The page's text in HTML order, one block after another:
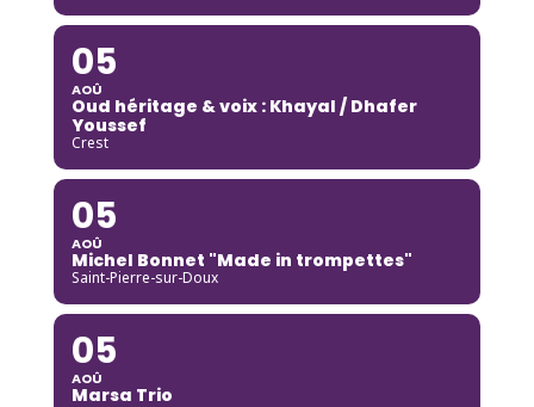
05
AOÛ
Oud héritage & voix : Khayal / Dhafer
Youssef
Crest
05
AOÛ
Michel Bonnet "Made in trompettes"
Saint-Pierre-sur-Doux
05
AOÛ
Marsa Trio